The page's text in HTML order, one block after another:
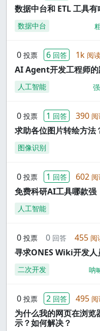
数据中台和 ETL 工具有
数据中台
0 投票 6 回答 1k 阅
AI Agent开发工程师的
人工智能
0 投票 1 回答 390
求助各位图片转绘方法
图像识别
0 投票 1 回答 602
免费科研AI工具哪款强
人工智能
0 投票 0 回答 455 阅
寻求ONES Wiki开发人
二次开发 呐
0 投票 2 回答 495
为什么我的网页在浏览
示？如何解决？